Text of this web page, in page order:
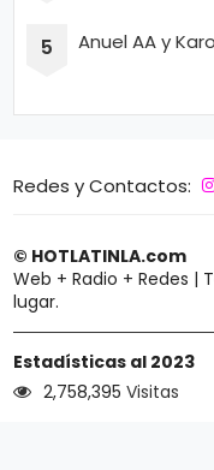
Redes y Contactos:
© HOTLATINLA.com
Web + Radio + Redes |
lugar.
Estadísticas al 2023
2,758,395